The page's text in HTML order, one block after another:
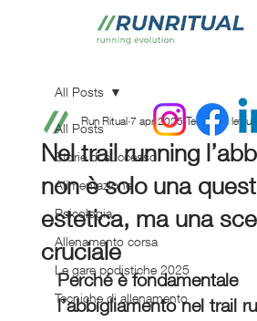
All Posts
Storie di successo
Alimentazione
Psicologia
Allenamento corsa
Le gare podistiche 2025
Tecniche di allenamento
All Posts
Nel trail running
non è solo una
estetica, ma una
cruciale
Run Ritual 7 apr 2025 Tempo di
Perché è fondamentale
l’abbigliamento nel trail